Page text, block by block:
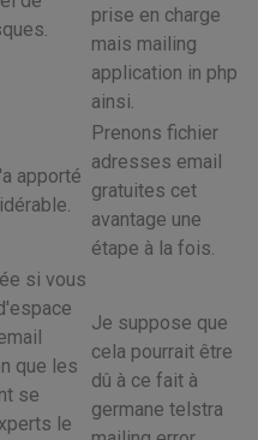
prise en charge
mais mailing
application in php
ainsi.
apporté
Prenons fichier
adresses email
gratuites cet
avantage une
étape à la fois.
si vous
que les
se
le
Je suppose que
cela pourrait être
dû à ce fait à
germane telstra